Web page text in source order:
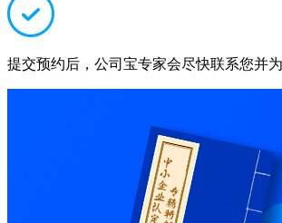
提交预约后，公司宝专家会尽快联系您并